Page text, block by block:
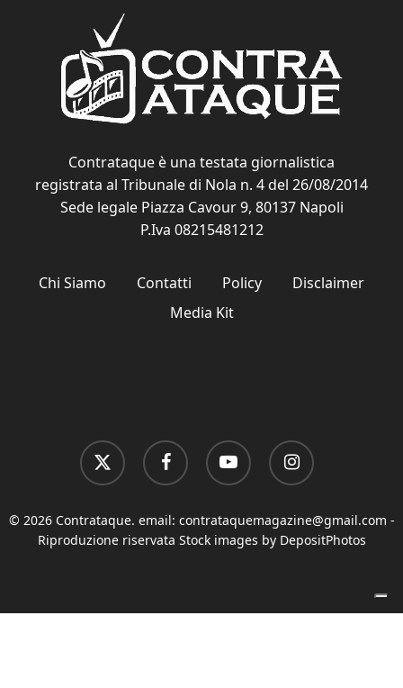
Contrataque è una testata giornalistica
registrata al Tribunale di Nola n. 4 del 26/08/2014
Sede legale Piazza Cavour 9, 80137 Napoli
P.Iva 08215481212
Chi Siamo Contatti Policy
Disclaimer
Media Kit
x-
twitter
facebook youtube instagram
© 2026 Contrataque. email: contrataquemagazine@gmail.com -
Riproduzione riservata Stock images by DepositPhotos